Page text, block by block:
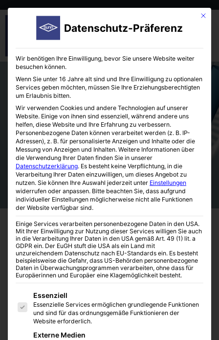
6-well Tissue Train® Culture Plates
Mit
Datenschutz-Präferenz
Wir benötigen Ihre Einwilligung, bevor Sie unsere Website weiter
besuchen können.
Wenn Sie unter 16 Jahre alt sind und Ihre Einwilligung zu optionalen
Services geben möchten, müssen Sie Ihre Erziehungsberechtigten
um Erlaubnis bitten.
Wir verwenden Cookies und andere Technologien auf unserer
Website. Einige von ihnen sind essenziell, während andere uns
helfen, diese Website und Ihre Erfahrung zu verbessern.
Personenbezogene Daten können verarbeitet werden (z. B. IP-
Adressen), z. B. für personalisierte Anzeigen und Inhalte oder die
Messung von Anzeigen und Inhalten. Weitere Informationen über
die Verwendung Ihrer Daten finden Sie in unserer
Datenschutzerklärung. Es besteht keine Verpflichtung, in die
Verarbeitung Ihrer Daten einzuwilligen, um dieses Angebot zu
nutzen. Sie können Ihre Auswahl jederzeit unter Einstellungen
widerrufen oder anpassen. Bitte beachten Sie, dass aufgrund
individueller Einstellungen möglicherweise nicht alle Funktionen
der Website verfügbar sind.
Einige Services verarbeiten personenbezogene Daten in den USA.
Mit Ihrer Einwilligung zur Nutzung dieser Services willigen Sie auch
in die Verarbeitung Ihrer Daten in den USA gemäß Art. 49 (1) lit. a
GDPR ein. Der EuGH stuft die USA als ein Land mit
unzureichendem Datenschutz nach EU-Standards ein. Es besteht
beispielsweise die Gefahr, dass US-Behörden personenbezogene
Daten in Überwachungsprogrammen verarbeiten, ohne dass für
Europäerinnen und Europäer eine Klagemöglichkeit besteht.
Es folgt eine Liste der Service-Gruppen, für die eine
Essenziell
Essenzielle Services ermöglichen grundlegende Funktionen
und sind für das ordnungsgemäße Funktionieren der
Website erforderlich.
Externe Medien